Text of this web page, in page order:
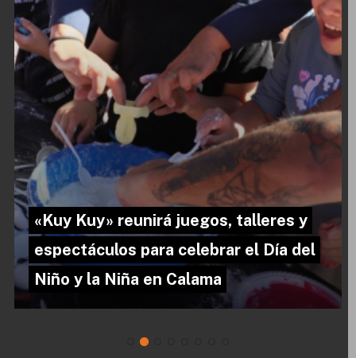
«Kuy Kuy» reunirá juegos, talleres y
espectáculos para celebrar el Día del
Niño y la Niña en Calama